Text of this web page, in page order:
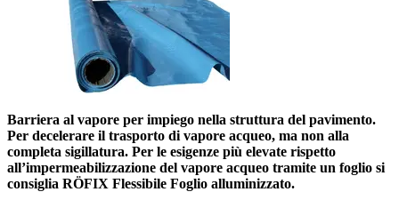
Barriera al vapore per impiego nella struttura del pavimento.
Per decelerare il trasporto di vapore acqueo, ma non alla
completa sigillatura. Per le esigenze più elevate rispetto
all’impermeabilizzazione del vapore acqueo tramite un foglio si
consiglia RÖFIX Flessibile Foglio alluminizzato.